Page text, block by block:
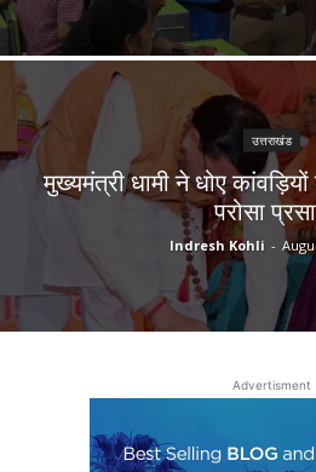
उत्तराखंड
मुख्यमंत्री धामी ने धोए
परोसा
Indresh Kohli -
Advertisment